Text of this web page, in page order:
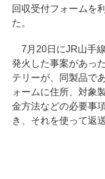
回収受付フォームを
た。
7月20日にJR山手
発火した事案があっ
テリーが、同製品で
ォームに住所、対象
金方法などの必要事
き、それを使って返